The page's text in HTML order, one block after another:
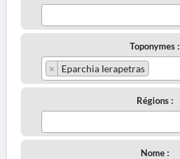
Toponymes :
× Eparchia Ierapetras
Régions :
Nome :